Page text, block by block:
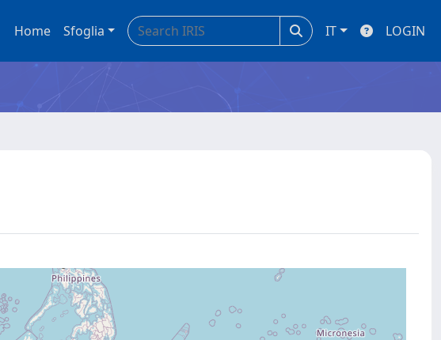
Home Sfoglia IT LOGIN